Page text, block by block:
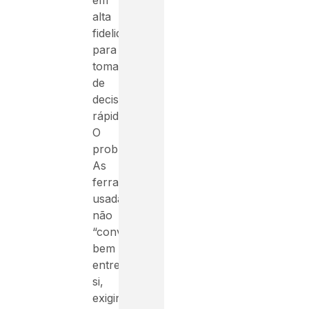
alta
fidelidade
para
tomada
de
decisão
rápida.
O
problema?
As
ferramentas
usadas
não
“conversam”
bem
entre
si,
exigindo